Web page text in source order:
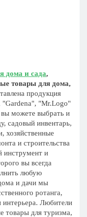
дома и сада,
товары для дома,
продукция
"Gardena", "Mr.Logo"
можете выбрать и
садовый инвентарь,
хозяйственные
и строительства
инструмент и
вы всегда
любую
и дачи мы
ротанга,
интерьера. Любители
товары для туризма,